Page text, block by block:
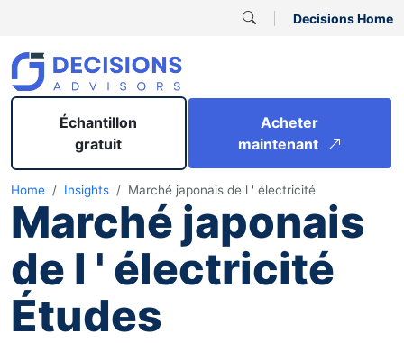
Decisions Home
Échantillon
gratuit
Acheter
maintenant
Home Insights Marché japonais de l ' électricité
Marché japonais
de l ' électricité
Études